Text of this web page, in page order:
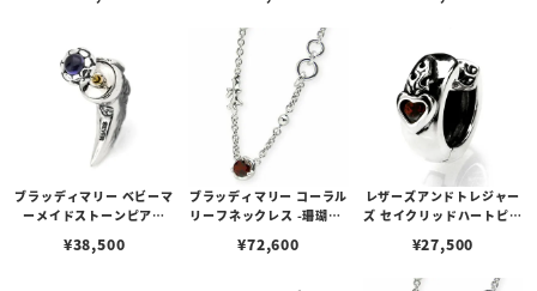
ブラッディマリー ベビーマ
ーメイドストーンピアス
¥38,500
ブラッディマリー コーラル
リーフネックレス -珊瑚礁-
¥72,600
レザーズアンドトレジャー
ズ セイクリッドハートピア
¥27,500